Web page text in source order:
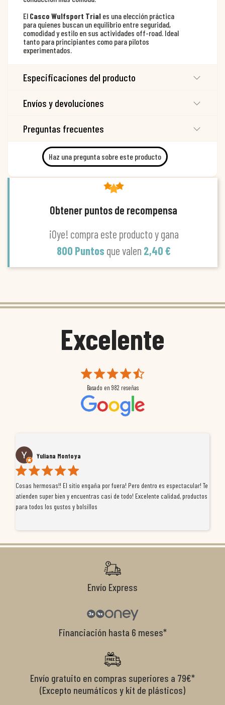
El Casco Wulfsport Trial es una elección práctica
para quienes buscan un equilibrio entre seguridad,
comodidad y estilo en sus actividades off-road. Ideal
tanto para principiantes como para pilotos
experimentados.
Especificaciones del producto
Envíos y devoluciones
Preguntas frecuentes
Haz una pregunta sobre este producto
Obtener puntos de recompensa
¡Oye! compra este producto y gana
800 Puntos que valen 2,40 €
Excelente
Basado en 982 reseñas
Yuliana Montoya
Cosas hermosas!! El sitio engaña por fuera! Pero dentro es espectacular! Te
atienden super bien y encuentras casi de todo! Excelente calidad, productos
para todos los gustos y bolsillos
Envío Express
Financiación hasta 6 meses*
Envío gratuito en compras superiores a 79€*
(Excepto neumáticos y kit de plásticos)